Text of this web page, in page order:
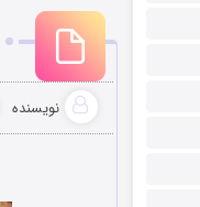
نویسنده